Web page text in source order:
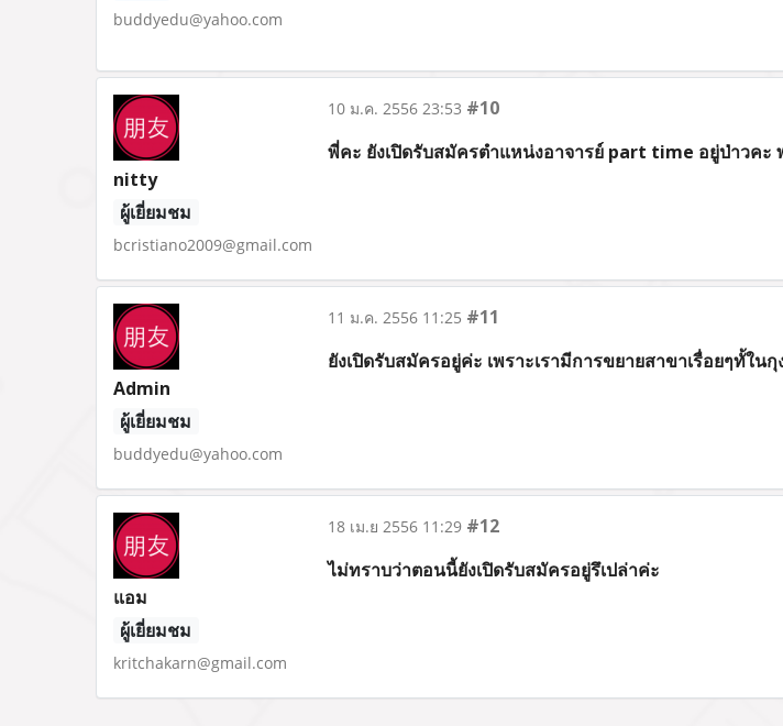
buddyedu@yahoo.com
nitty
ผู้เยี่ยมชม
bcristiano2009@gmail.com
10 ม.ค. 2556 23:53 #10
พี่คะ ยังเปิดรับสมัครตำแหน่งอาจารย์ part time อยู่ป่าวค
Admin
ผู้เยี่ยมชม
buddyedu@yahoo.com
11 ม.ค. 2556 11:25 #11
ยังเปิดรับสมัครอยู่ค่ะ เพราะเรามีการขยายสาขาเรื่อยๆทั้ใ
แอม
ผู้เยี่ยมชม
kritchakarn@gmail.com
18 เม.ย 2556 11:29 #12
ไม่ทราบว่าตอนนี้ยังเปิดรับสมัครอยู่รึเปล่าค่ะ